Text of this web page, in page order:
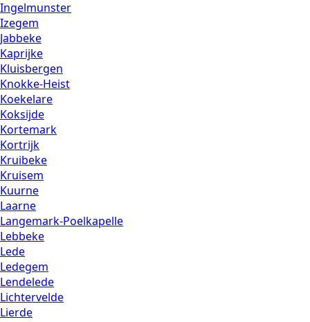
Ingelmunster
Izegem
Jabbeke
Kaprijke
Kluisbergen
Knokke-Heist
Koekelare
Koksijde
Kortemark
Kortrijk
Kruibeke
Kruisem
Kuurne
Laarne
Langemark-Poelkapelle
Lebbeke
Lede
Ledegem
Lendelede
Lichtervelde
Lierde